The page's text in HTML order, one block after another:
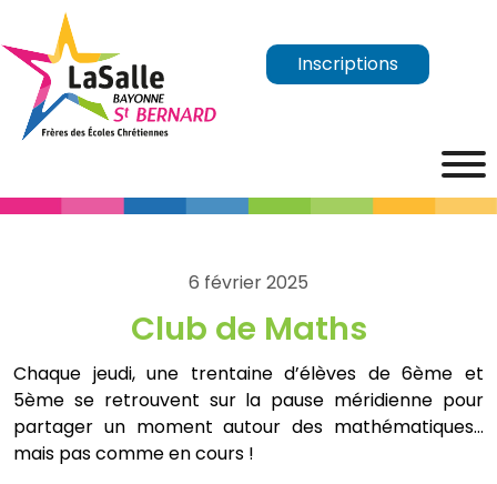
Inscriptions
6 février 2025
Club de Maths
Chaque jeudi, une trentaine d’élèves de 6ème et
5ème se retrouvent sur la pause méridienne pour
partager un moment autour des mathématiques…
mais pas comme en cours !